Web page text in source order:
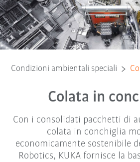
Condizioni ambientali speciali
Colata in
Con i consolidati pacchetti di
colata in conchiglia
economicamente sostenibile
Robotics, KUKA fornisce la